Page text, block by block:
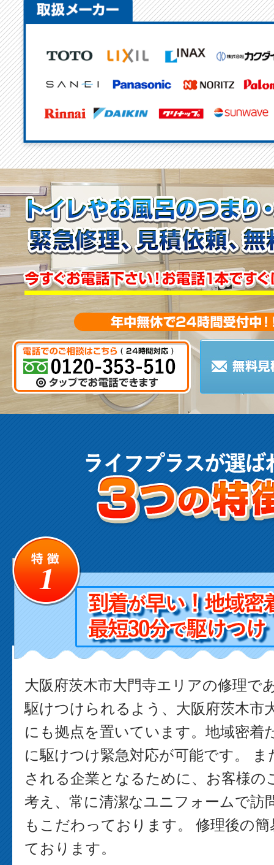
大阪府茨木市大門寺エリアの修理で
駆けつけられるよう、大阪府茨木市
にも拠点を置いています。地域密着
に駆けつけ緊急対応が可能です。 ま
される企業となるために、お客様の
考え、常に清潔なユニフォームで訪
もこだわっております。 修理後の
ております。